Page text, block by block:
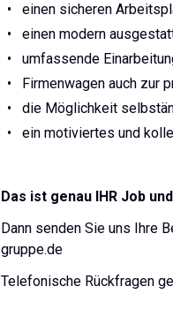
einen sicheren
einen modern
umfassende
Firmenwagen auch zur
die Möglichkeit
ein motiviertes und
Das ist genau IHR Job
Dann senden Sie uns Ihre
gruppe.de
Telefonische Rückfragen